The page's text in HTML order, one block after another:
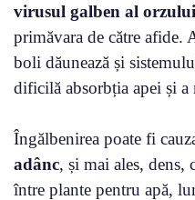
virusul galben al orzului
primăvara de către afide.
boli dăunează și
dificilă absorbția apei și
Îngălbenirea poate fi
adânc, și mai ales, dens,
între plante pentru apă,